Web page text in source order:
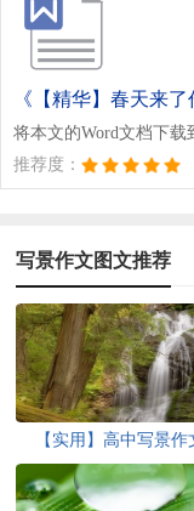
《【精华】春天来了
将本文的Word文档下
推荐度：
写景作文图文推荐
【实用】高中写景作